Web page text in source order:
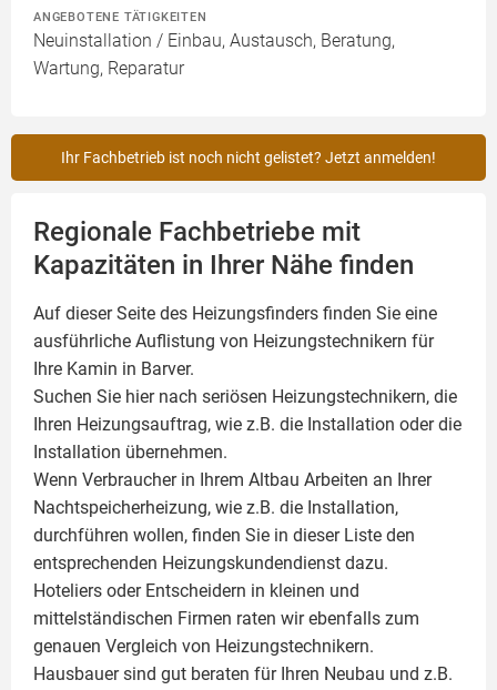
ANGEBOTENE TÄTIGKEITEN
Neuinstallation / Einbau, Austausch, Beratung,
Wartung, Reparatur
Ihr Fachbetrieb ist noch nicht gelistet? Jetzt anmelden!
Regionale Fachbetriebe mit
Kapazitäten in Ihrer Nähe finden
Auf dieser Seite des Heizungsfinders finden Sie eine
ausführliche Auflistung von Heizungstechnikern für
Ihre Kamin in Barver.
Suchen Sie hier nach seriösen Heizungstechnikern, die
Ihren Heizungsauftrag, wie z.B. die Installation oder die
Installation übernehmen.
Wenn Verbraucher in Ihrem Altbau Arbeiten an Ihrer
Nachtspeicherheizung, wie z.B. die Installation,
durchführen wollen, finden Sie in dieser Liste den
entsprechenden Heizungskundendienst dazu.
Hoteliers oder Entscheidern in kleinen und
mittelständischen Firmen raten wir ebenfalls zum
genauen Vergleich von Heizungstechnikern.
Hausbauer sind gut beraten für Ihren Neubau und z.B.